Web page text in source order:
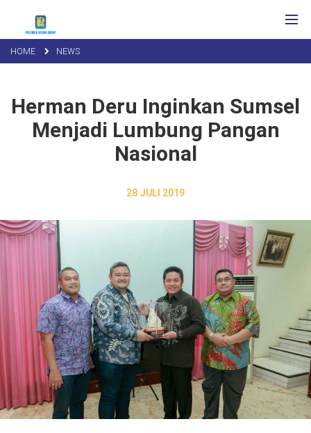
HOME NEWS
Herman Deru Inginkan Sumsel
Menjadi Lumbung Pangan
Nasional
28 JULI 2019